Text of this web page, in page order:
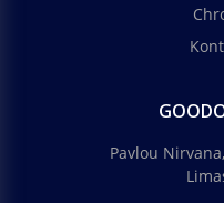
Pavlou